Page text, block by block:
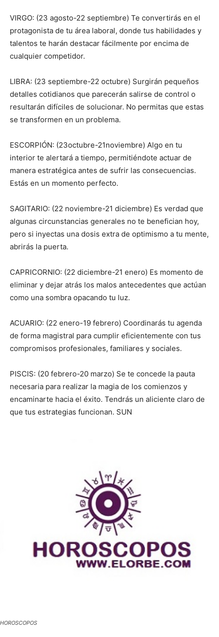
VIRGO: (23 agosto-22 septiembre) Te convertirás en el
protagonista de tu área laboral, donde tus habilidades y
talentos te harán destacar fácilmente por encima de
cualquier competidor.
LIBRA: (23 septiembre-22 octubre) Surgirán pequeños
detalles cotidianos que parecerán salirse de control o
resultarán difíciles de solucionar. No permitas que estas
se transformen en un problema.
ESCORPIÓN: (23octubre-21noviembre) Algo en tu
interior te alertará a tiempo, permitiéndote actuar de
manera estratégica antes de sufrir las consecuencias.
Estás en un momento perfecto.
SAGITARIO: (22 noviembre-21 diciembre) Es verdad que
algunas circunstancias generales no te benefician hoy,
pero si inyectas una dosis extra de optimismo a tu mente,
abrirás la puerta.
CAPRICORNIO: (22 diciembre-21 enero) Es momento de
eliminar y dejar atrás los malos antecedentes que actúan
como una sombra opacando tu luz.
ACUARIO: (22 enero-19 febrero) Coordinarás tu agenda
de forma magistral para cumplir eficientemente con tus
compromisos profesionales, familiares y sociales.
PISCIS: (20 febrero-20 marzo) Se te concede la pauta
necesaria para realizar la magia de los comienzos y
encaminarte hacia el éxito. Tendrás un aliciente claro de
que tus estrategias funcionan. SUN
HOROSCOPOS